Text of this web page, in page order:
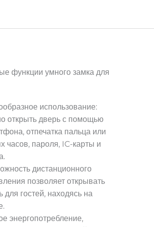
функции умного замка для
использование:
открыть дверь с помощью
отпечатка пальца или
часов, пароля, IC-карты и
дистанционного
позволяет открывать
для гостей, находясь на
энергопотребление,